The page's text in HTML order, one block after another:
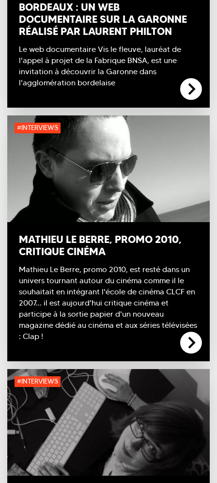
BORDEAUX : UN WEB
DOCUMENTAIRE SUR LA GARONNE
RÉALISÉ PAR LAURENT PHILTON
Le web documentaire Vis le fleuve, lauréat de
l'appel à projet de la Fabrique BNSA, est une
invitation à découvrir la Garonne dans
l'agglomération bordelaise
#INTERVIEWS
MATHIEU LE BERRE, PROMO 2010,
CRITIQUE CINÉMA
Mathieu Le Berre, promo 2010, est resté dans un
univers tournant autour du cinéma comme il le
souhaitait en intégrant l'école de cinéma CLCF en
2007... il est aujourd'hui critique cinéma et
participe à la sortie papier d'un nouveau
magazine dédié au cinéma et aux séries télévisées
: Clap !
#INTERVIEWS